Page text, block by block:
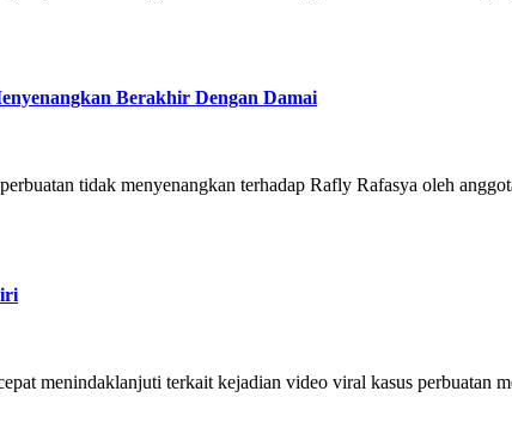
Berakhir Dengan Damai
tidak menyenangkan terhadap Rafly Rafasya oleh
menindaklanjuti terkait kejadian video viral kasus perbuatan